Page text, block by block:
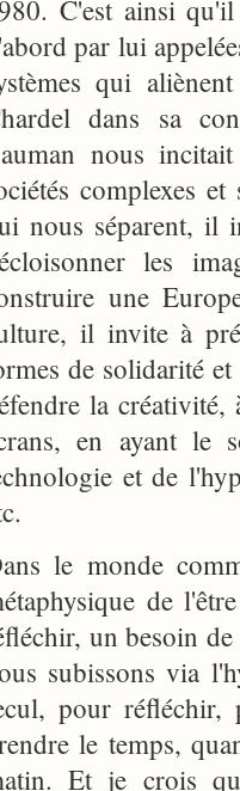
C'est ainsi
par lui
qui
dans sa
nous
complexes
nous séparent, il
les
une
il invite à
de solidarité
la créativité,
en ayant le
et de
le monde
de
un besoin
subissons via
pour réfléchir,
le temps,
Et je crois